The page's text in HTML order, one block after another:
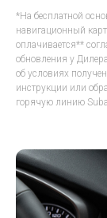
*На бесплатной
навигационный
оплачивается**
обновления у
об условиях
инструкции или
горячую линию